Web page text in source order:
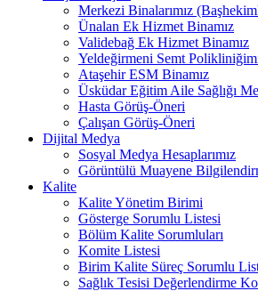
Merkezi Binalarımız
Ünalan Ek Hizmet Binamız
Validebağ Ek Hizmet Binamız
Yeldeğirmeni Semt
Ataşehir ESM Binamız
Üsküdar Eğitim Aile Sağlığı
Hasta Görüş-Öneri
Çalışan Görüş-Öneri
Dijital Medya
Sosyal Medya Hesaplarımız
Görüntülü Muayene
Kalite
Kalite Yönetim Birimi
Gösterge Sorumlu Listesi
Bölüm Kalite Sorumluları
Komite Listesi
Birim Kalite Süreç Sorumlu
Sağlık Tesisi Değerlendirme